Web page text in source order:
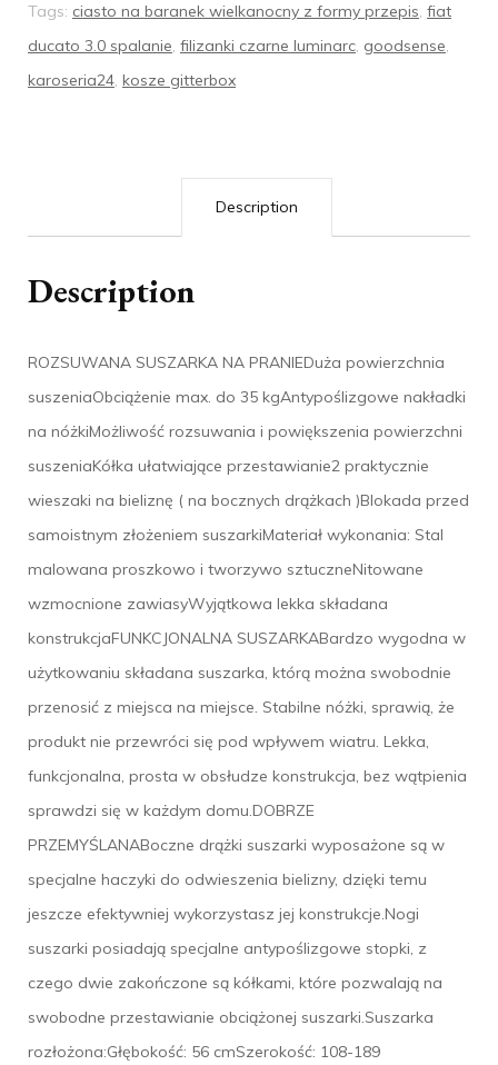
Tags: ciasto na baranek wielkanocny z formy przepis, fiat
ducato 3.0 spalanie, filizanki czarne luminarc, goodsense,
karoseria24, kosze gitterbox
Description
Description
ROZSUWANA SUSZARKA NA PRANIEDuża powierzchnia
suszeniaObciążenie max. do 35 kgAntypoślizgowe nakładki
na nóżkiMożliwość rozsuwania i powiększenia powierzchni
suszeniaKółka ułatwiające przestawianie2 praktycznie
wieszaki na bieliznę ( na bocznych drążkach )Blokada przed
samoistnym złożeniem suszarkiMateriał wykonania: Stal
malowana proszkowo i tworzywo sztuczneNitowane
wzmocnione zawiasyWyjątkowa lekka składana
konstrukcjaFUNKCJONALNA SUSZARKABardzo wygodna w
użytkowaniu składana suszarka, którą można swobodnie
przenosić z miejsca na miejsce. Stabilne nóżki, sprawią, że
produkt nie przewróci się pod wpływem wiatru. Lekka,
funkcjonalna, prosta w obsłudze konstrukcja, bez wątpienia
sprawdzi się w każdym domu.DOBRZE
PRZEMYŚLANABoczne drążki suszarki wyposażone są w
specjalne haczyki do odwieszenia bielizny, dzięki temu
jeszcze efektywniej wykorzystasz jej konstrukcje.Nogi
suszarki posiadają specjalne antypoślizgowe stopki, z
czego dwie zakończone są kółkami, które pozwalają na
swobodne przestawianie obciążonej suszarki.Suszarka
rozłożona:Głębokość: 56 cmSzerokość: 108-189